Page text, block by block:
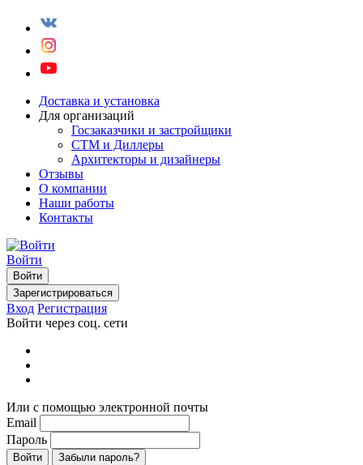
Доставка и установка
Для организаций
Госзаказчики и застройщики
СТМ и Диллеры
Архитекторы и дизайнеры
Отзывы
О компании
Наши работы
Контакты
Войти
Войти
Зарегистрироваться
Вход Регистрация
Войти через соц. сети
Или с помощью электронной почты
Email
Пароль
Войти Забыли пароль?